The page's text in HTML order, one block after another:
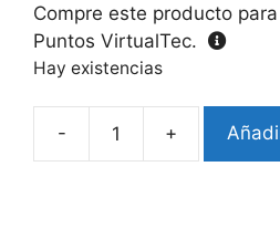
Compre este producto
Puntos VirtualTec.
Hay existencias
-
Case
+